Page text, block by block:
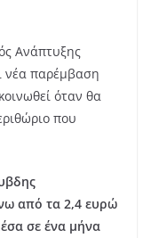
Ανάπτυξης
νέα παρέμβαση
όταν θα
που
από τα 2,4 ευρώ
σε ένα μήνα